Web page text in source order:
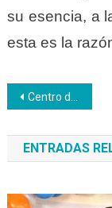
su esencia, a
esta es la
de
entradas
Centro de Formación de Tropa Profesional del CZGNB Sucre Nro 53 forma en ortografía y redacción
ENTRADAS